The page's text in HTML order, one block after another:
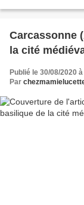
Carcassonne
la cité
Publié le 30/08/2020
Par